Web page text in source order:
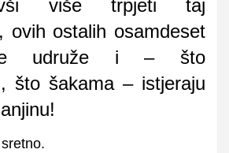
više trpjeti taj
ovih ostalih osamdeset
udruže i – što
što šakama – istjeraju